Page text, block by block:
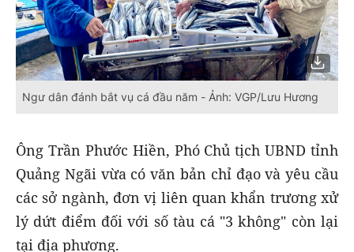
Ngư dân đánh bắt vụ cá đầu năm - Ảnh: VGP/Lưu Hương
Ông Trần Phước Hiền, Phó Chủ tịch UBND tỉnh
Quảng Ngãi vừa có văn bản chỉ đạo và yêu cầu
các sở ngành, đơn vị liên quan khẩn trương xử
lý dứt điểm đối với số tàu cá "3 không" còn lại
tại địa phương.